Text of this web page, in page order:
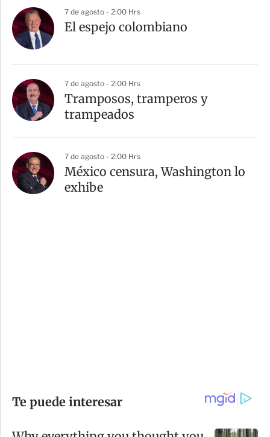
7 de agosto - 2:00 Hrs
El espejo colombiano
7 de agosto - 2:00 Hrs
Tramposos, tramperos y
trampeados
7 de agosto - 2:00 Hrs
México censura, Washington lo
exhibe